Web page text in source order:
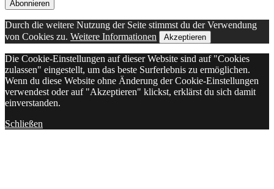
Durch die weitere Nutzung der Seite stimmst du der Verwendung
von Cookies zu. Weitere Informationen Akzeptieren
Die Cookie-Einstellungen auf dieser Website sind auf "Cookies
zulassen" eingestellt, um das beste Surferlebnis zu ermöglichen.
Wenn du diese Website ohne Änderung der Cookie-Einstellungen
verwendest oder auf "Akzeptieren" klickst, erklärst du sich damit
einverstanden.
Schließen